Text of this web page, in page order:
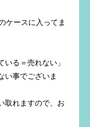
ケースに入ってま
る＝売れない」
い事でございま
取れますので、お